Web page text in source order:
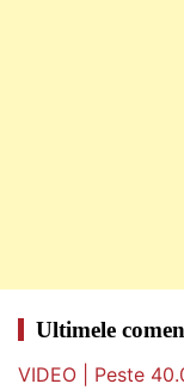
Ultimele
VIDEO | Peste